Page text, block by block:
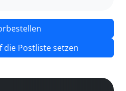
die Postliste setzen